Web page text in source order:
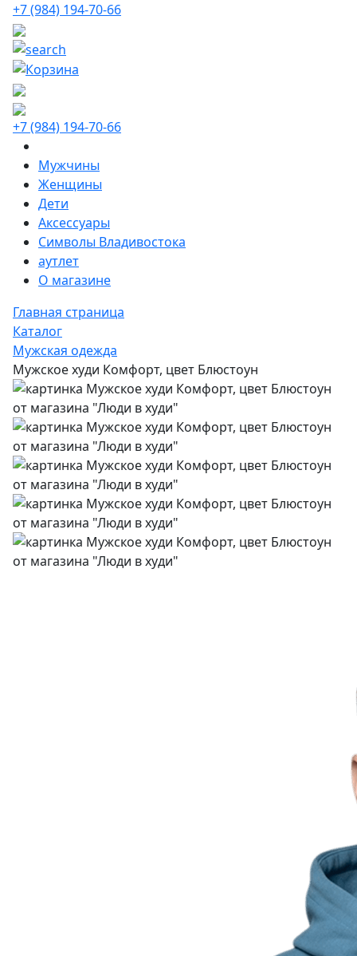
+7 (984) 194-70-66
+7 (984) 194-70-66
Мужчины
Женщины
Дети
Аксессуары
Символы Владивостока
аутлет
О магазине
Главная страница
Каталог
Мужская одежда
Мужское худи Комфорт, цвет Блюстоун